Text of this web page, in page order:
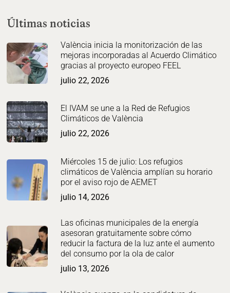
Últimas noticias
València inicia la monitorización de las
mejoras incorporadas al Acuerdo Climático
gracias al proyecto europeo FEEL
julio 22, 2026
El IVAM se une a la Red de Refugios
Climáticos de València
julio 22, 2026
Miércoles 15 de julio: Los refugios
climáticos de València amplían su horario
por el aviso rojo de AEMET
julio 14, 2026
Las oficinas municipales de la energía
asesoran gratuitamente sobre cómo
reducir la factura de la luz ante el aumento
del consumo por la ola de calor
julio 13, 2026